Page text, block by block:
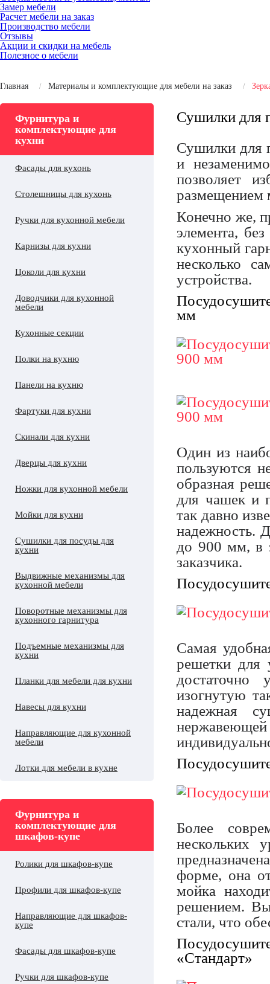
Замер мебели
Расчет мебели на заказ
Производство мебели
Отзывы
Акции и скидки на мебель
Полезное о мебели
Главная Материалы и комплектующие для мебели на заказ
Фурнитура и
комплектующие для
кухни
Фасады для кухонь
Столешницы для кухонь
Ручки для кухонной мебели
Карнизы для кухни
Цоколи для кухни
Доводчики для кухонной
мебели
Кухонные секции
Полки на кухню
Панели на кухню
Фартуки для кухни
Скинали для кухни
Дверцы для кухни
Ножки для кухонной мебели
Мойки для кухни
Сушилки для посуды для
кухни
Выдвижные механизмы для
кухонной мебели
Поворотные механизмы для
кухонного гарнитура
Подъемные механизмы для
кухни
Планки для мебели для кухни
Навесы для кухни
Направляющие для кухонной
мебели
Лотки для мебели в кухне
Фурнитура и
комплектующие для
шкафов-купе
Ролики для шкафов-купе
Профили для шкафов-купе
Направляющие для шкафов-
купе
Фасады для шкафов-купе
Ручки для шкафов-купе
Сушилки для
Сушилки для
и
позволяет
размещением
Конечно же,
элемента,
кухонный
несколько
устройства.
мм
Один из
пользуются
образная
для чашек и
так давно
надежность.
до 900 мм, в
заказчика.
Самая
решетки для
достаточно
изогнутую
надежная
Более
нескольких
форме, она
мойка
решением.
стали, что
«Стандарт»